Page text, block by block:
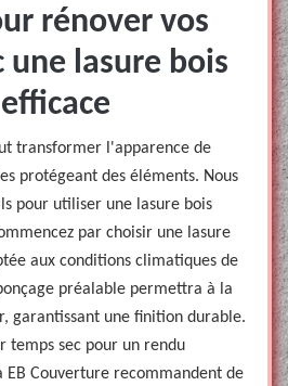
rénover vos
une lasure bois
transformer l'apparence de
protégeant des éléments. Nous
pour utiliser une lasure bois
par choisir une lasure
aux conditions climatiques de
préalable permettra à la
garantissant une finition durable.
temps sec pour un rendu
EB Couverture recommandent de